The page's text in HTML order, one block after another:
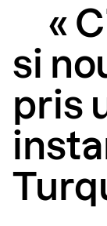
«
si
pris